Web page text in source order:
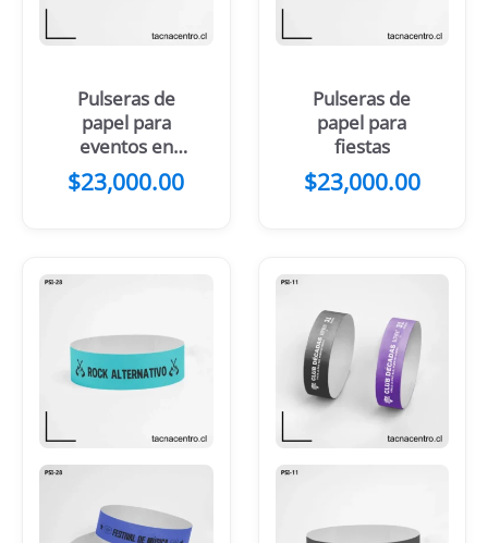
Pulseras de
papel para
eventos en
Rosario
$23,000.00
Pulseras de
papel para
fiestas
$23,000.00